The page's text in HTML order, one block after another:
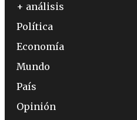
+ análisis
Política
Economía
Mundo
País
Opinión